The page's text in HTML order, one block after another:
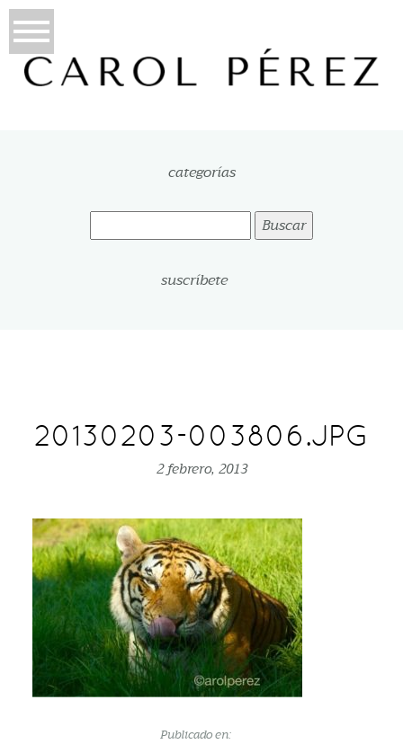
categorías
Buscar:
suscríbete
20130203-003806.JPG
2 febrero, 2013
Publicado en: